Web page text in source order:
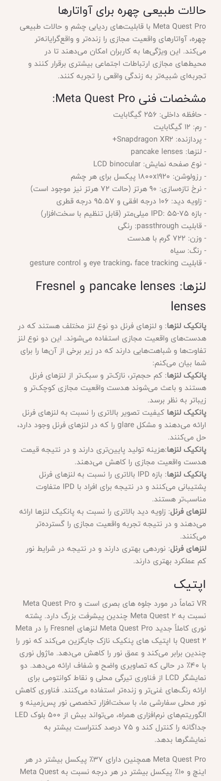
حالات طبیعی چهره برای آواتارها
Meta Quest Pro با قابلیت‌های ردیابی چشم و حالات طبیعی
چهره، آواتارهای واقعیت مجازی را زنده‌تر و واقع‌گرایانه‌تر
می‌کند. این ویژگی‌ها به کاربران امکان می‌دهند تا در
محیط‌های مجازی ارتباطات اجتماعی بیشتری برقرار کنند و
تجربه‌ای شبیه‌تر به زندگی واقعی را تجربه کنند.
مشخصات فنی Meta Quest Pro:
- حافظه داخلی: 256 گیگابایت
- رم: 12 گیگابایت
- پردازنده: Snapdragon XR2+
- لنزها: pancake lenses
- نوع صفحه نمایش: LCD binocular
- رزولوشن: 1800x1920 پیکسل برای هر چشم
- نرخ تازه‌سازی: 90 هرتز (حالت 72 هرتز نیز موجود است)
- زاویه دید: 106 درجه افقی و 95.57 درجه قطری
- بازه IPD: 55-75 میلی‌متر (قابل تنظیم با سخت‌افزار)
- قابلیت passthrough: رنگی
- وزن: 722 گرم با هدست
- رنگ: سیاه
- قابلیت eye tracking، face tracking و gesture control
لنزها: pancake lenses و Fresnel
lenses
پانکیک لنزها: و لنزهای فرنل دو نوع لنز مختلف هستند که در
هدست‌های واقعیت مجازی استفاده می‌شوند. این دو نوع لنز
تفاوت‌ها و شباهت‌هایی دارند که در زیر برخی از آن‌ها را برای
شما بیان می‌کنم:
پانکیک لنزها: کم حجم‌تر، نازک‌تر و سبک‌تر از لنزهای فرنل
هستند و باعث می‌شوند هدست واقعیت مجازی کوچک‌تر و
زیباتر به نظر برسد.
پانکیک لنزها کیفیت تصویر بالاتری را نسبت به لنزهای فرنل
ارائه می‌دهند و مشکل glare را که در لنزهای فرنل وجود دارد،
حل می‌کنند.
پانکیک لنزها:هزینه تولید پایین‌تری دارند و در نتیجه قیمت
هدست واقعیت مجازی را کاهش می‌دهند.
پانکیک لنزها
: بازه IPD بالاتری را نسبت به لنزهای فرنل
پشتیبانی می‌کنند و در نتیجه برای افراد با IPD متفاوت
مناسب‌تر هستند.
لنزهای فرنل: زاویه دید بالاتری را نسبت به پانکیک لنزها ارائه
می‌دهند و در نتیجه تجربه واقعیت مجازی را گسترده‌تر
می‌کنند.
لنزهای فرنل: نوردهی بهتری دارند و در نتیجه در شرایط نور
کم عملکرد بهتری دارند.
اپتیک
VR تماماً در مورد جلوه های بصری است و Meta Quest Pro
نسبت به Meta Quest 2 چندین پیشرفت بزرگ دارد. پشته
نوری کاملاً جدید Meta Quest Pro لنزهای Fresnel را در Meta
Quest 2 با اپتیک های پنکیک نازک جایگزین می‌کند که نور را
چندین برابر می‌کند و عمق نور را کاهش می‌دهد. ماژول نوری
با 40٪ در حالی که تصاویری واضح و شفاف ارائه می‌دهد. دو
نمایشگر LCD از فناوری تیرگی محلی و نقاط کوانتومی برای
ارائه رنگ‌های غنی‌تر و زنده‌تر استفاده می‌کنند. فناوری کاهش
نور محلی سفارشی ما، با سخت‌افزار تخصصی نور پس‌زمینه و
الگوریتم‌های نرم‌افزاری همراه، می‌تواند بیش از 500 بلوک LED
جداگانه را کنترل کند و 75 درصد کنتراست بیشتر به
نمایشگرها بدهد.
Meta Quest Pro همچنین دارای 37٪ پیکسل بیشتر در هر
اینچ و 10٪ پیکسل بیشتر در هر درجه نسبت به Meta Quest